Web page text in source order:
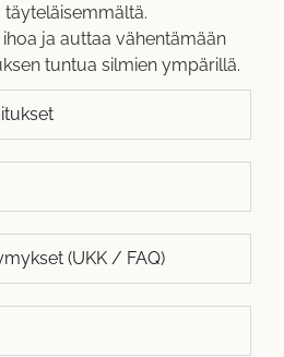
ja auttaa vähentämään
tuntua silmien ympärillä.
(UKK / FAQ)